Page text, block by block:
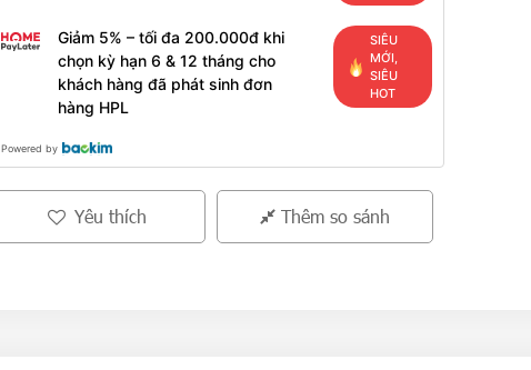
Giảm 5% – tối đa 200.000đ khi
chọn kỳ hạn 6 & 12 tháng cho
khách hàng đã phát sinh đơn
hàng HPL
SIÊU
MỚI,
SIÊU
HOT
Powered by
Yêu thích Thêm so sánh